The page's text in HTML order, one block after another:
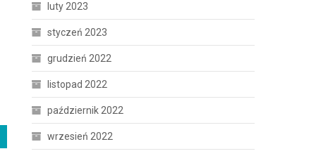
luty 2023
styczeń 2023
grudzień 2022
listopad 2022
październik 2022
wrzesień 2022